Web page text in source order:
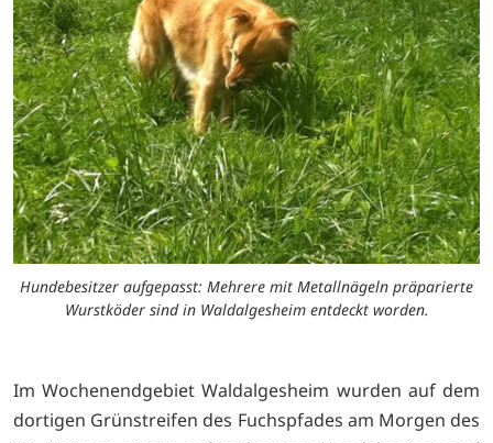
Hundebesitzer aufgepasst: Mehrere mit Metallnägeln präparierte
Wurstköder sind in Waldalgesheim entdeckt worden.
Im Wochenendgebiet Waldalgesheim wurden auf dem
dortigen Grünstreifen des Fuchspfades am Morgen des